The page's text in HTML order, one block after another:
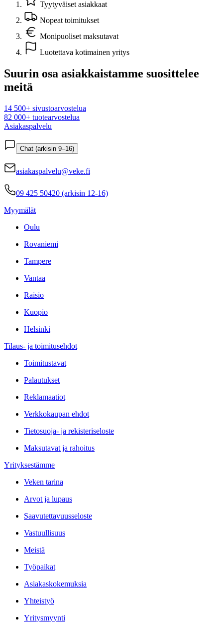
Tyytyväiset asiakkaat
Nopeat toimitukset
Monipuoliset maksutavat
Luotettava kotimainen yritys
Suurin osa asiakkaistamme suosittelee
meitä
14 500+ sivustoarvostelua
82 000+ tuotearvostelua
Asiakaspalvelu
Chat (arkisin 9–16)
asiakaspalvelu@veke.fi
09 425 50420 (arkisin 12-16)
Myymälät
Oulu
Rovaniemi
Tampere
Vantaa
Raisio
Kuopio
Helsinki
Tilaus- ja toimitusehdot
Toimitustavat
Palautukset
Reklamaatiot
Verkkokaupan ehdot
Tietosuoja- ja rekisteriseloste
Maksutavat ja rahoitus
Yrityksestämme
Veken tarina
Arvot ja lupaus
Saavutettavuusseloste
Vastuullisuus
Meistä
Työpaikat
Asiakaskokemuksia
Yhteistyö
Yritysmyynti